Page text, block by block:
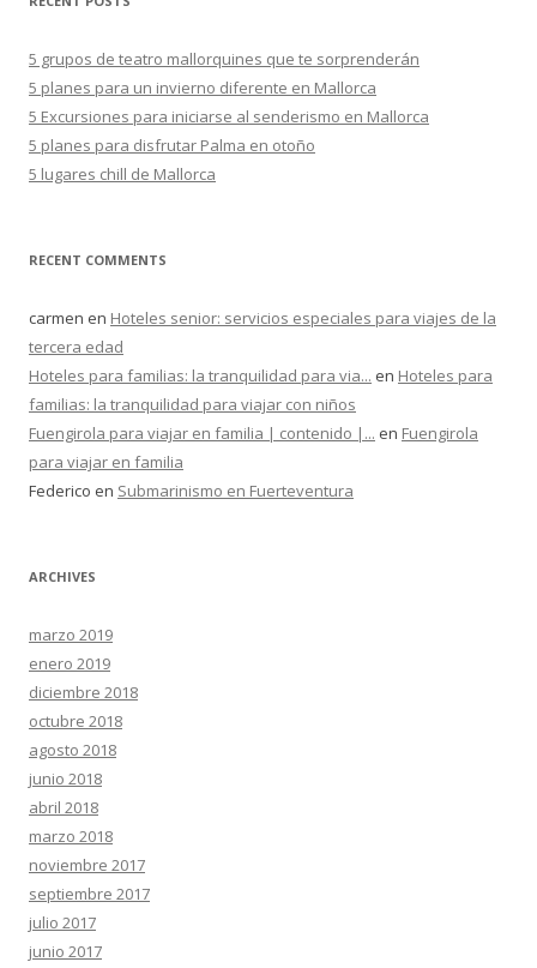
r
:
5 grupos de teatro mallorquines que te sorprenderán
5 planes para un invierno diferente en Mallorca
5 Excursiones para iniciarse al senderismo en Mallorca
5 planes para disfrutar Palma en otoño
5 lugares chill de Mallorca
RECENT COMMENTS
carmen en Hoteles senior: servicios especiales para viajes de la
tercera edad
Hoteles para familias: la tranquilidad para via... en Hoteles para
familias: la tranquilidad para viajar con niños
Fuengirola para viajar en familia | contenido |... en Fuengirola
para viajar en familia
Federico en Submarinismo en Fuerteventura
ARCHIVES
marzo 2019
enero 2019
diciembre 2018
octubre 2018
agosto 2018
junio 2018
abril 2018
marzo 2018
noviembre 2017
septiembre 2017
julio 2017
junio 2017